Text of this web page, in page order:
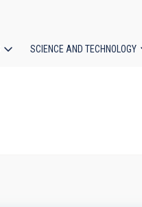
SCIENCE AND TECHNOLOGY